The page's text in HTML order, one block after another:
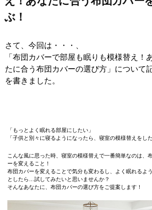
ぶ！
さて、今回は・・・、
「布団カバーで部屋も眠りも模様替え！
たに合う布団カバーの選び方」について
を書きました。
「もっとよく眠れる部屋にしたい」
「子供と別々に寝るようになったら、寝室の模様替えをした
こんな風に思った時、寝室の模様替えで一番簡単なのは、
ーを変えること！
布団カバーを変えることで気分も変わるし、よく眠れるよ
としたら…試してみたいと思いませんか？
そんなあなたに、布団カバーの選び方をご提案します！